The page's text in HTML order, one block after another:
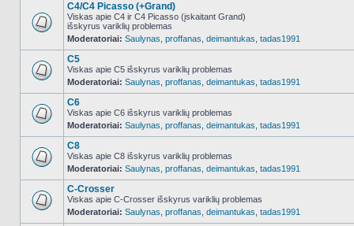
NO_UNREAD_POSTS
C4/C4 Picasso (+Grand)
Viskas apie C4 ir C4 Picasso (įskaitant Grand)
išskyrus variklių problemas
Moderatoriai: Saulynas proffanas deimantukas tadas1991
NO_UNREAD_POSTS
C5
Viskas apie C5 išskyrus variklių problemas
Moderatoriai: Saulynas proffanas deimantukas tadas1991
NO_UNREAD_POSTS
C6
Viskas apie C6 išskyrus variklių problemas
Moderatoriai: Saulynas proffanas deimantukas tadas1991
NO_UNREAD_POSTS
C8
Viskas apie C8 išskyrus variklių problemas
Moderatoriai: Saulynas proffanas deimantukas tadas1991
NO_UNREAD_POSTS
C-Crosser
Viskas apie C-Crosser išskyrus variklių problemas
Moderatoriai: Saulynas proffanas deimantukas tadas1991